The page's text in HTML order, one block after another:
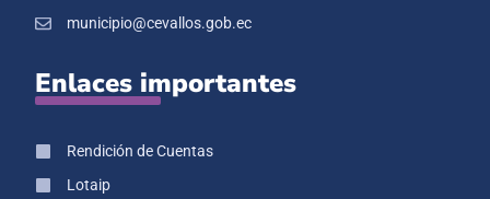
municipio@cevallos.gob.ec
Enlaces importantes
Rendición de Cuentas
Lotaip